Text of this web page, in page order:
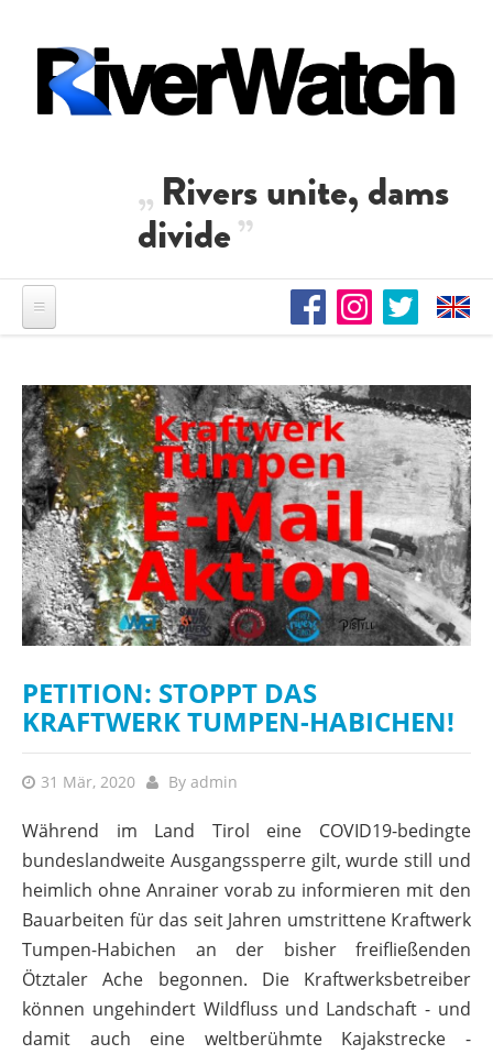
Rivers unite, dams
divide
PETITION: STOPPT DAS
KRAFTWERK TUMPEN-HABICHEN!
31 Mär, 2020 By admin
Während im Land Tirol eine COVID19-bedingte
bundeslandweite Ausgangssperre gilt, wurde still und
heimlich ohne Anrainer vorab zu informieren mit den
Bauarbeiten für das seit Jahren umstrittene Kraftwerk
Tumpen-Habichen an der bisher freifließenden
Ötztaler Ache begonnen. Die Kraftwerksbetreiber
können ungehindert Wildfluss und Landschaft - und
damit auch eine weltberühmte Kajakstrecke -